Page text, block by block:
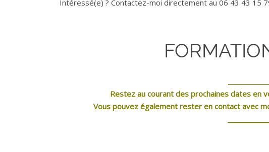
Intéressé(e) ? Contactez-moi directement au 06 43 43 15
Restez au courant des prochaines dates en
Vous pouvez également rester en contact avec